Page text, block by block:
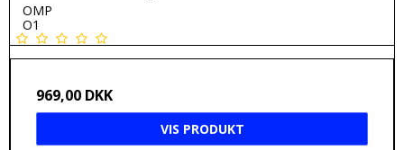
OMP
O1
969,00 DKK
VIS PRODUKT